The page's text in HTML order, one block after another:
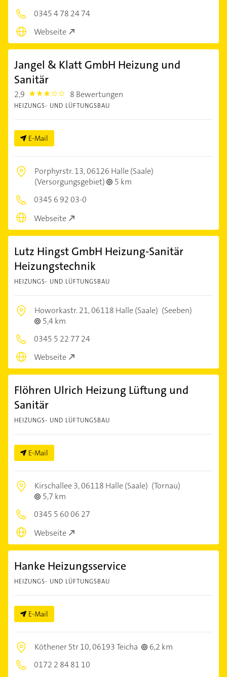
0345 4 78 24 74
Webseite
Jangel & Klatt GmbH Heizung und
Sanitär
2,9 2.9 8 Bewertungen
HEIZUNGS- UND LÜFTUNGSBAU
E-Mail
Porphyrstr. 13,06126 Halle (Saale)
(Versorgungsgebiet)
5 km
0345 6 92 03-0
Webseite
Lutz Hingst GmbH Heizung-Sanitär
Heizungstechnik
HEIZUNGS- UND LÜFTUNGSBAU
Howorkastr. 21,06118 Halle (Saale) (Seeben)
5,4 km
0345 5 22 77 24
Webseite
Flöhren Ulrich Heizung Lüftung und
Sanitär
HEIZUNGS- UND LÜFTUNGSBAU
E-Mail
Kirschallee 3,06118 Halle (Saale) (Tornau)
5,7 km
0345 5 60 06 27
Webseite
Hanke Heizungsservice
HEIZUNGS- UND LÜFTUNGSBAU
E-Mail
Köthener Str 10,06193 Teicha
6,2 km
0172 2 84 81 10